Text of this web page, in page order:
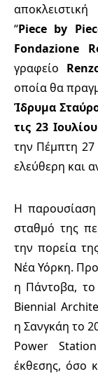
“Piece by
Fondazione
γραφείο
οποία θα
Ίδρυμα
τις 23 Ιουλίου
την Πέμπτη 27
ελεύθερη και
Η παρουσίαση
σταθμό της
την πορεία
Νέα Υόρκη.
η Πάντοβα, το
Biennial
η Σανγκάη το
Power
Station
έκθεσης, όσο